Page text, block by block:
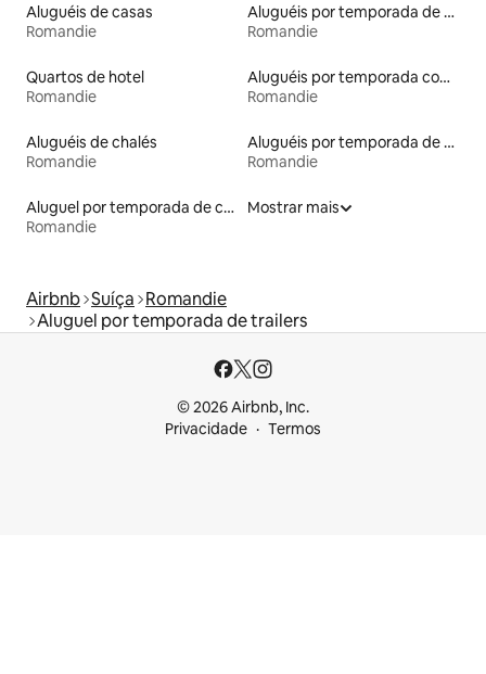
Aluguéis de casas
Romandie
Aluguéis por temporada de acomodações de luxo
Romandie
Quartos de hotel
Romandie
Aluguéis por temporada com cama de altura acessível
Romandie
Aluguéis de chalés
Romandie
Aluguéis por temporada de celeiros
Romandie
Aluguel por temporada de casas arredondadas
Romandie
Mostrar mais
Airbnb Suíça Romandie
Aluguel por temporada de trailers
© 2026 Airbnb, Inc.
Privacidade
Termos